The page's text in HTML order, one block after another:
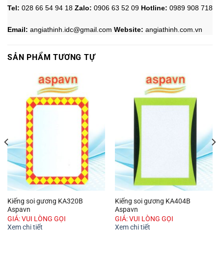
Tel: 028 66 54 94 18 Zalo: 0906 63 52 09 Hotline: 0989 908 718
Email: angiathinh.idc@gmail.com Website: angiathinh. com.vn
SẢN PHẨM TƯƠNG TỰ
Kiếng soi gương KA320B
Aspavn
GIÁ: VUI LÒNG GỌI
Xem chi tiết
Kiếng soi gương KA404B
Aspavn
GIÁ: VUI LÒNG GỌI
Xem chi tiết